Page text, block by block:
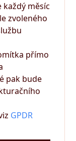
každý měsíc
zvoleného
přímo
pak bude
GPDR